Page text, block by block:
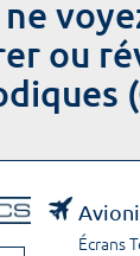
ou
Écrans